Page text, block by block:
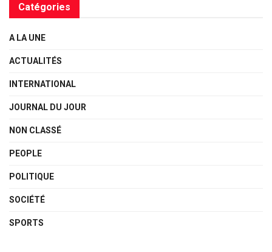
Catégories
A LA UNE
ACTUALITÉS
INTERNATIONAL
JOURNAL DU JOUR
NON CLASSÉ
PEOPLE
POLITIQUE
SOCIÉTÉ
SPORTS